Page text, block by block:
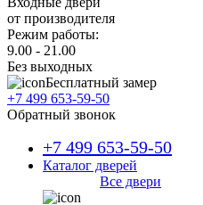
от производителя
Режим работы:
9.00 - 21.00
Без выходных
Бесплатный замер
+7 499 653-59-50
Обратный звонок
+7 499 653-59-50
Каталог дверей
Все двери